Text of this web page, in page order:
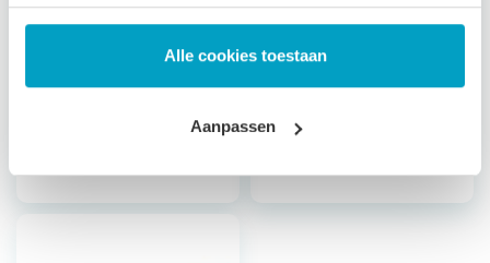
Alle cookies toestaan
Aanpassen
wasbare tijk
3 jaar garantie
Bepaal zelf de
Bepaal zelf de